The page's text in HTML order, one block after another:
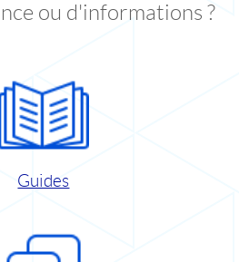
ou d'informations ?
Guides